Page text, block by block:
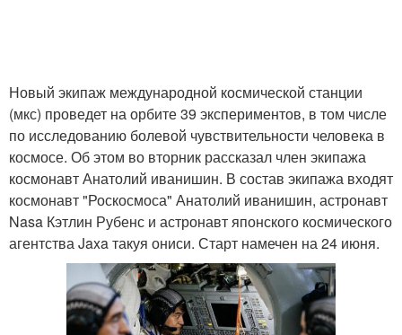
Новый экипаж международной космической станции
(мкс) проведет на орбите 39 экспериментов, в том числе
по исследованию болевой чувствительности человека в
космосе. Об этом во вторник рассказал член экипажа
космонавт Анатолий иванишин. В состав экипажа входят
космонавт "Роскосмоса" Анатолий иванишин, астронавт
Nasa Кэтлин Рубенс и астронавт японского космического
агентства Jaxa такуя ониси. Старт намечен на 24 июня.